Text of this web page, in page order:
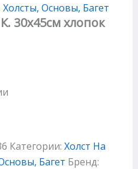
Холсты, Основы, Багет
30х45см хлопок
Категории: Холст На
Багет Бренд: